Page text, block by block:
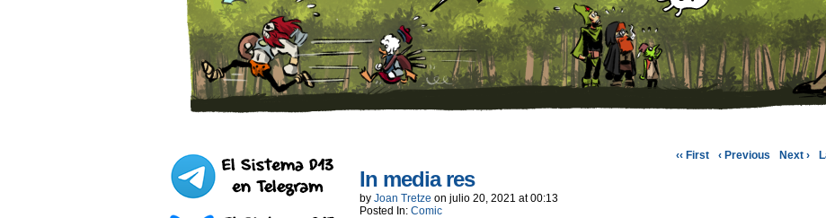
‹‹ First ‹ Previous Next ›
In media res
by Joan Tretze on julio 20, 2021 at00:13
Posted In: Comic